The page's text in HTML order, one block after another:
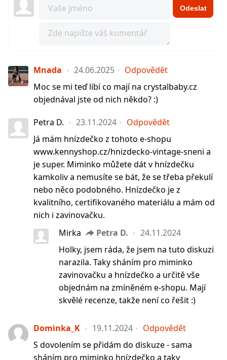
Odeslat
Mnada 24.06.2025
Odpovědět
Moc se mi teď líbí co mají na crystalbaby.cz
objednával jste od nich někdo? :)
Petra D. 23.11.2024
Odpovědět
Já mám hnízdečko z tohoto e-shopu
www.kennyshop.cz/hnizdecko-vintage-sneni a
je super. Miminko můžete dát v hnízdečku
kamkoliv a nemusíte se bát, že se třeba překulí
nebo něco podobného. Hnízdečko je z
kvalitního, certifikovaného materiálu a mám od
nich i zavinovačku.
Mirka
Petra D.
24.11.2024
Holky, jsem ráda, že jsem na tuto diskuzi
narazila. Taky sháním pro miminko
zavinovačku a hnízdečko a určitě vše
objednám na zmíněném e-shopu. Mají
skvělé recenze, takže není co řešit :)
Dominka_K 19.11.2024
Odpovědět
S dovolením se přidám do diskuze - sama
sháním pro miminko hnízdečko a taky